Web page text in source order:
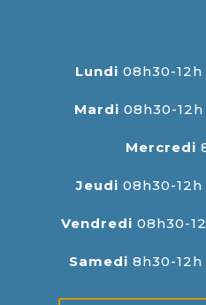
Lundi 08h30-12h
Mardi08h30-12h
Mercredi
Jeudi 08h30-12h
Vendredi 08h30-
Samedi 8h30-